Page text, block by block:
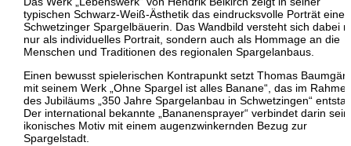
typischen Schwarz-Weiß-Ästhetik das eindrucksvolle Porträt einer
Schwetzinger Spargelbäuerin. Das Wandbild versteht sich dabei
nur als individuelles Portrait, sondern auch als Hommage an die
Menschen und Traditionen des regionalen Spargelanbaus.
Einen bewusst spielerischen Kontrapunkt setzt Thomas
mit seinem Werk „Ohne Spargel ist alles Banane“, das im
des Jubiläums „350 Jahre Spargelanbau in Schwetzingen“
Der international bekannte „Bananensprayer“ verbindet darin sein
ikonisches Motiv mit einem augenzwinkernden Bezug zur
Spargelstadt.